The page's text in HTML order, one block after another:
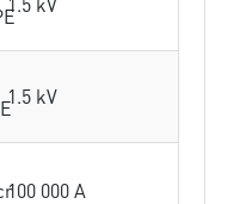
1.5 kV
100 000 A